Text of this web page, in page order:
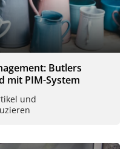
Butlers
mit PIM-System
und